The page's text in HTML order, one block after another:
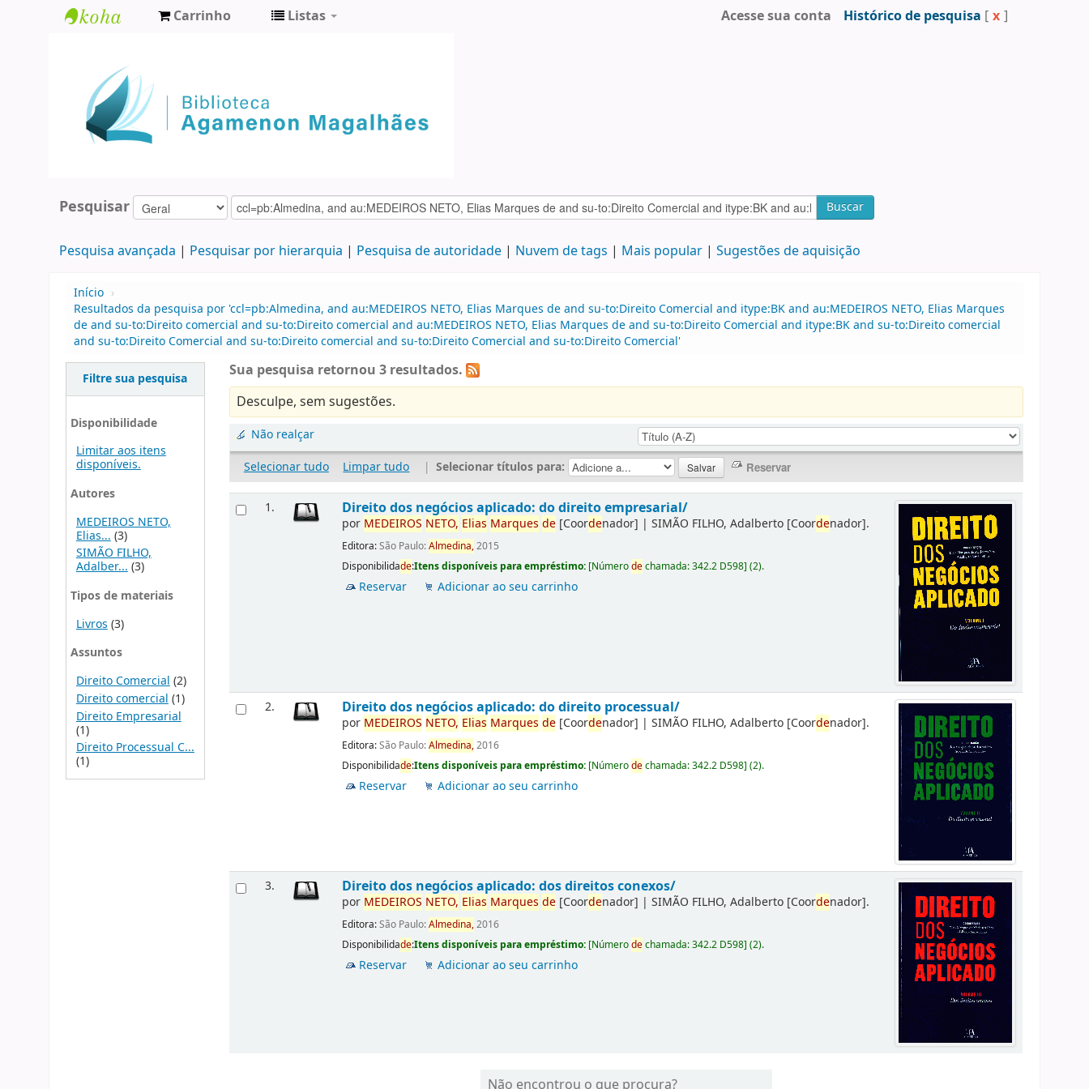
Agamenon
Magalhães
Carrinho Listas Acesse sua conta Histórico de pesquisa [ x ]
Pesquisar Buscar
Pesquisa avançada Pesquisar por hierarquia Pesquisa de autoridade Nuvem de tags Mais popular Sugestões de aquisição
Início ›
Resultados da pesquisa por 'ccl=pb:Almedina, and au:MEDEIROS NETO, Elias Marques de and su-to:Direito Comercial and itype:BK and au:MEDEIROS NETO, Elias Marques
de and su-to:Direito comercial and su-to:Direito comercial and au:MEDEIROS NETO, Elias Marques de and su-to:Direito Comercial and itype:BK and su-to:Direito comercial
and su-to:Direito Comercial and su-to:Direito comercial and su-to:Direito Comercial and su-to:Direito Comercial'
Filtre sua pesquisa
Disponibilidade
Limitar aos itens
disponíveis.
Autores
MEDEIROS NETO,
Elias... (3)
SIMÃO FILHO,
Adalber...(3)
Tipos de materiais
Livros (3)
Assuntos
Direito Comercial (2)
Direito comercial (1)
Direito Empresarial
(1)
Direito Processual C...
(1)
Sua pesquisa retornou 3 resultados.
Desculpe, sem sugestões.
Não realçar
Selecionar tudo
Limpar tudo | Selecionar títulos para:
1. Direito dos negócios aplicado: do direito empresarial/
por MEDEIROS NETO, Elias Marques de [Coordenador] |SIMÃO FILHO, Adalberto [Coordenador].
Editora:São Paulo:Almedina,2015
Disponibilidade:Itens disponíveis para empréstimo: [Númerodechamada:342.2 D598](2).
Reservar Adicionar ao seu carrinho
2. Direito dos negócios aplicado: do direito processual/
por MEDEIROS NETO, Elias Marques de [Coordenador] |SIMÃO FILHO, Adalberto [Coordenador].
Editora:São Paulo:Almedina,2016
Disponibilidade:Itens disponíveis para empréstimo: [Númerodechamada:342.2 D598](2).
Reservar Adicionar ao seu carrinho
3. Direito dos negócios aplicado: dos direitos conexos/
por MEDEIROS NETO, Elias Marques de [Coordenador] |SIMÃO FILHO, Adalberto [Coordenador].
Editora:São Paulo:Almedina,2016
Disponibilidade:Itens disponíveis para empréstimo: [Númerodechamada:342.2 D598](2).
Reservar Adicionar ao seu carrinho